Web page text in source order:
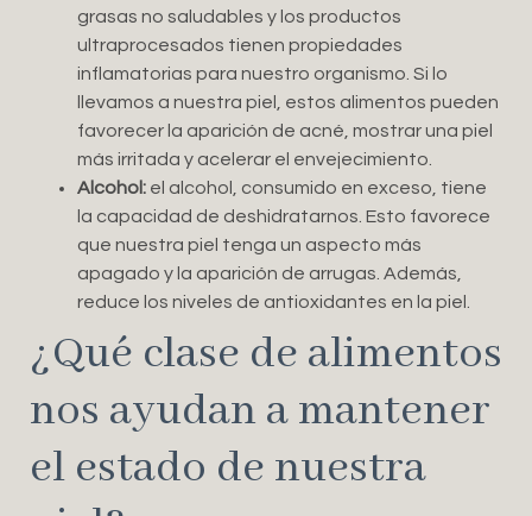
grasas no saludables y los productos
ultraprocesados tienen propiedades
inflamatorias para nuestro organismo. Si lo
llevamos a nuestra piel, estos alimentos pueden
favorecer la aparición de acné, mostrar una piel
más irritada y acelerar el envejecimiento.
Alcohol: el alcohol, consumido en exceso, tiene
la capacidad de deshidratarnos. Esto favorece
que nuestra piel tenga un aspecto más
apagado y la aparición de arrugas. Además,
reduce los niveles de antioxidantes en la piel.
¿Qué clase de alimentos
nos ayudan a mantener
el estado de nuestra